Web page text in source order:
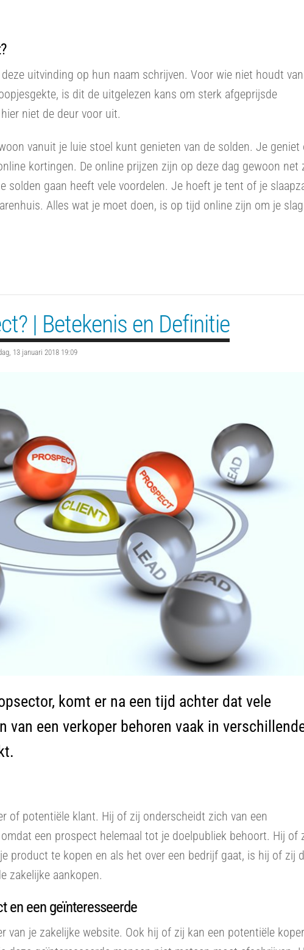
uitvinding op hun naam schrijven. Voor wie niet houdt van
is dit de uitgelezen kans om sterk afgeprijsde
niet de deur voor uit.
vanuit je luie stoel kunt genieten van de solden. Je geniet
kortingen. De online prijzen zijn op deze dag gewoon net
solden gaan heeft vele voordelen. Je hoeft je tent of je
Alles wat je moet doen, is op tijd online zijn om je slag
| Betekenis en Definitie
13 januari 2018 19:09
komt er na een tijd achter dat vele
van een verkoper behoren vaak in
of potentiële klant. Hij of zij onderscheidt zich van een
een prospect helemaal tot je doelpubliek behoort. Hij of
product te kopen en als het over een bedrijf gaat, is hij of zij
zakelijke aankopen.
en een geïnteresseerde
van je zakelijke website. Ook hij of zij kan een potentiële koper